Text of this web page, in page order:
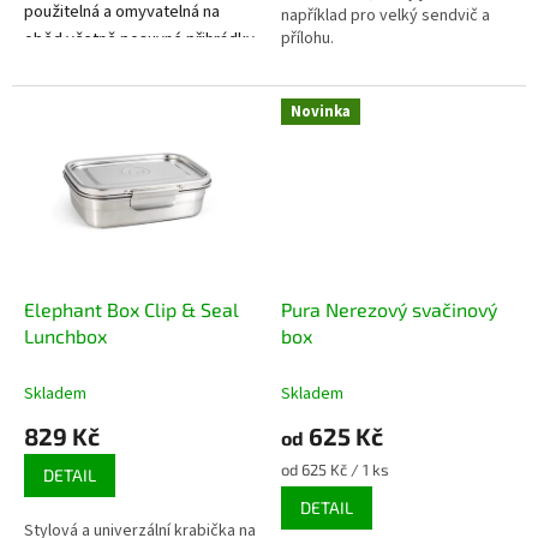
použitelná a omyvatelná na
oběd včetně posuvné přihrádky
pro tekuté potraviny. Má nízkou
například pro velký sendvič a
přílohu.
Elephant Box Clip & Seal
Lunchbox
Skladem
829 Kč
DETAIL
Stylová a univerzální krabička na
Novinka
Pura Nerezový svačinový
box
Skladem
od 625 Kč
Měrná
cena:
od 625 Kč / 1 ks
DETAIL